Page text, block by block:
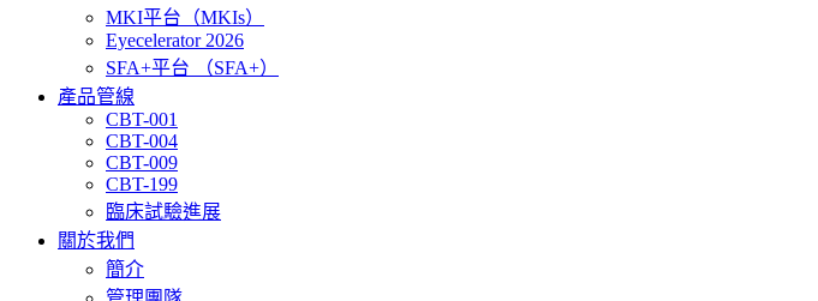
MKI平台（MKIs）
Eyecelerator 2026
SFA+平台 （SFA+）
產品管線
CBT-001
CBT-004
CBT-009
CBT-199
臨床試驗進展
關於我們
簡介